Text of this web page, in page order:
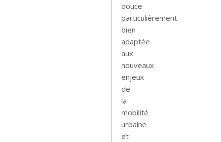
douce
particulièrement
bien
adaptée
aux
nouveaux
enjeux
de
la
mobilité
urbaine
et